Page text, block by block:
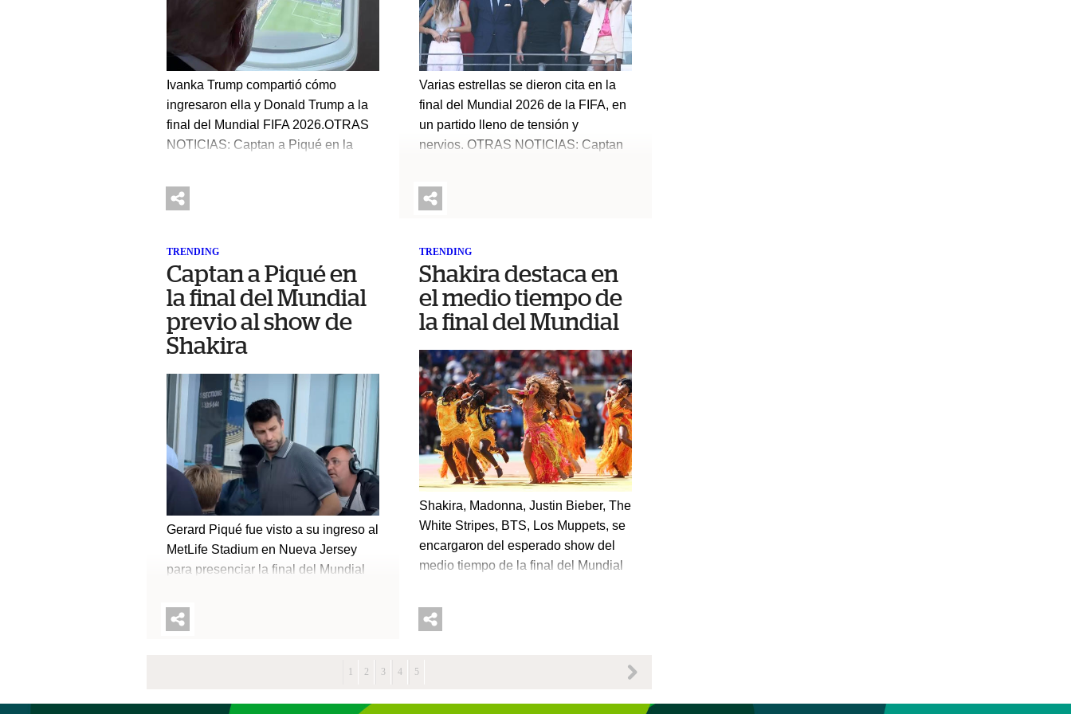
Ivanka Trump compartió cómo
ingresaron ella y Donald Trump a la
final del Mundial FIFA 2026.OTRAS
NOTICIAS: Captan a Piqué en la
ShakiraUn video compartido en
redes sociales muestra el momento
del vehículo en el que se desplaza, a
la multitud reunida para el encuentro
entre España y Argentina."Entrando",
es la palabra que usan para el
momento en el que van a
Varias estrellas se dieron cita en la
final del Mundial 2026 de la FIFA, en
un partido lleno de tensión y
nervios. OTRAS NOTICIAS: Captan
al show de ShakiraAdemás de
figuras deportivas, actores y
Mundo entre España y
Argentina. Javier Bardem, Tom
Cruise, quien además dio las
palabras de inicio, Beyoncé y
presentes entre el público.Incluso
TRENDING
Captan a Piqué en
la final del Mundial
previo al show de
Shakira
Gerard Piqué fue visto a su ingreso al
MetLife Stadium en Nueva Jersey
para presenciar la final del Mundial
show de medio tiempo fue presidido
por Shakira. OTRAS NOTICIAS:
de la final del MundialEl exfutbolista
español fue visto junto a sus hijos en
el importante momento para España,
TRENDING
Shakira destaca en
el medio tiempo de
la final del Mundial
Shakira, Madonna, Justin Bieber, The
White Stripes, BTS, Los Muppets, se
encargaron del esperado show del
medio tiempo de la final del Mundial
La unión de los artistas para el inicio
de la final del MundialRonaldo y
de los
1 2 3 4 5